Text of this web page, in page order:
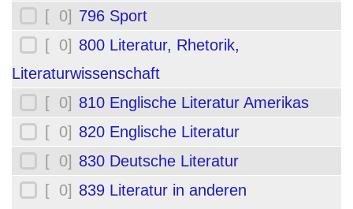
[ 0] 796 Sport
[ 0] 800 Literatur, Rhetorik,
Literaturwissenschaft
[ 0] 810 Englische Literatur Amerikas
[ 0] 820 Englische Literatur
[ 0] 830 Deutsche Literatur
[ 0] 839 Literatur in anderen